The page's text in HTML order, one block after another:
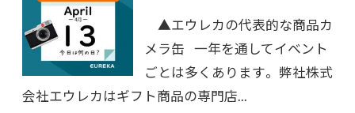
▲エウレカの代表的な商品カ
メラ缶 一年を通してイベント
ごとは多くあります。 弊社株式
会社エウレカはギフト商品の専門店...